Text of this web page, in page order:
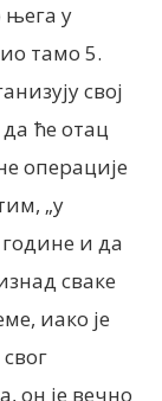
њега у
тамо 5.
свој
ће отац
операције
„у
и да
сваке
иако је
он је вечно